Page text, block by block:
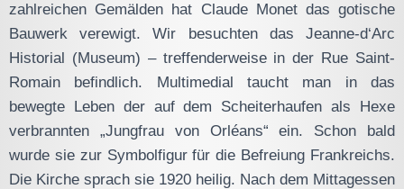
zahlreichen Gemälden hat Claude Monet das gotische
Bauwerk verewigt. Wir besuchten das Jeanne-d‘Arc
Historial (Museum) – treffenderweise in der Rue Saint-
Romain befindlich. Multimedial taucht man in das
bewegte Leben der auf dem Scheiterhaufen als Hexe
verbrannten „Jungfrau von Orléans“ ein. Schon bald
wurde sie zur Symbolfigur für die Befreiung Frankreichs.
Die Kirche sprach sie 1920 heilig. Nach dem Mittagessen